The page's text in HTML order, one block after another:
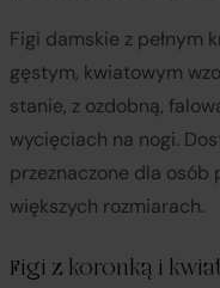
Figi damskie z pełnym
gęstym, kwiatowym
stanie, z ozdobną,
wycięciach na nogi.
przeznaczone dla osób
większych rozmiarach.
Figi z koronką i